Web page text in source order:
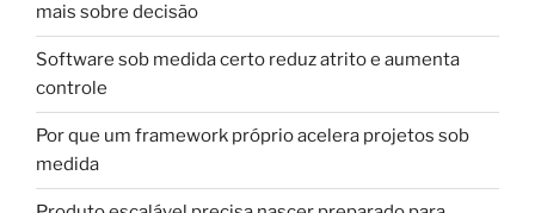
mais sobre decisão
Software sob medida certo reduz atrito e aumenta
controle
Por que um framework próprio acelera projetos sob
medida